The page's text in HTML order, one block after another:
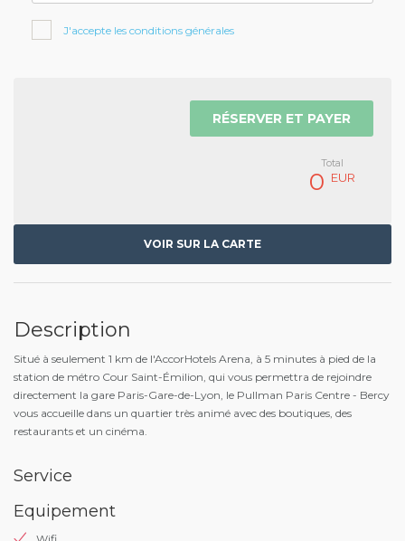
J'accepte les conditions générales
RÉSERVER ET PAYER
Total
0 EUR
VOIR SUR LA CARTE
Description
Situé à seulement 1 km de l'AccorHotels Arena, à 5 minutes à pied de la
station de métro Cour Saint-Émilion, qui vous permettra de rejoindre
directement la gare Paris-Gare-de-Lyon, le Pullman Paris Centre - Bercy
vous accueille dans un quartier très animé avec des boutiques, des
restaurants et un cinéma.
Service
Equipement